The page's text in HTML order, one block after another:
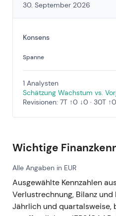
30. September 2026
Konsens
Spanne
1 Analysten
Schätzung Wachstum vs.
Revisionen: 7T ↑0 ↓0 · 30T
Wichtige
Alle Angaben in EUR
Ausgewählte Kennzahlen
Verlustrechnung, Bilanz
Jährlich und quartalsweise,